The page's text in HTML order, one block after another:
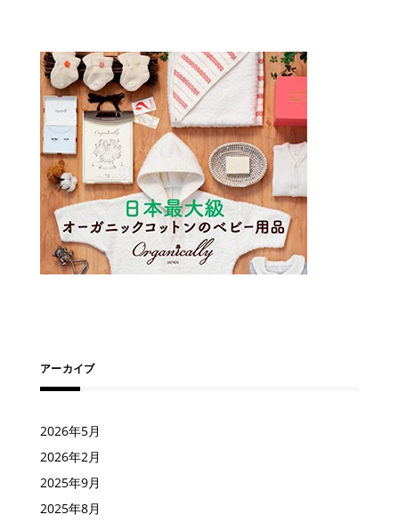
アーカイブ
2026年5月
2026年2月
2025年9月
2025年8月